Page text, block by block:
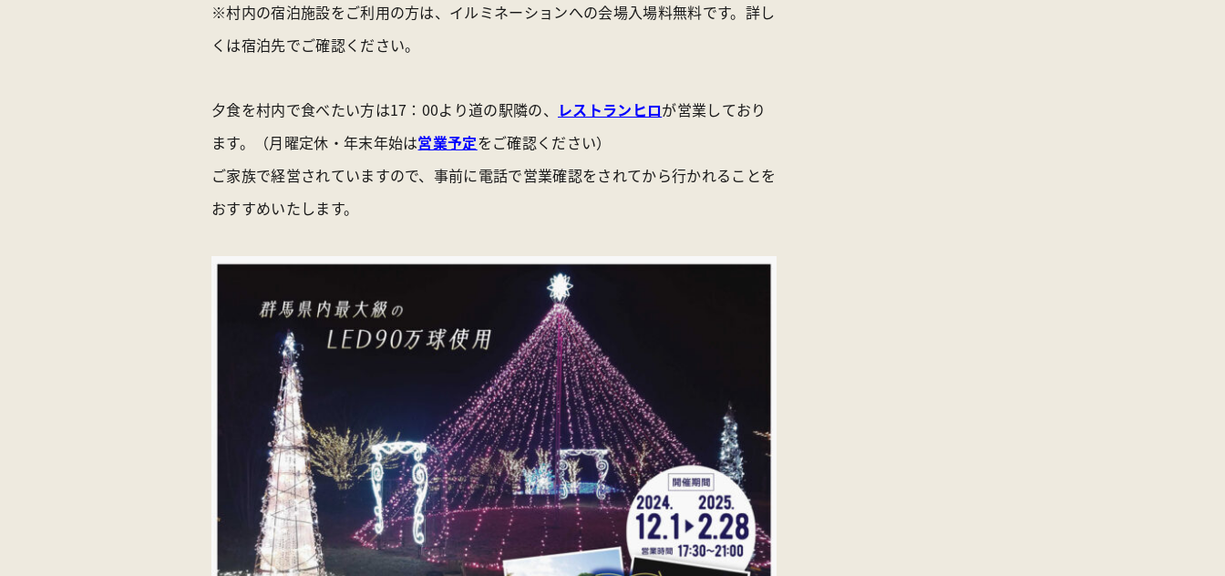
※村内の宿泊施設をご利用の方は、イルミネーションへの会場入場料無料です。詳し
くは宿泊先でご確認ください。
夕食を村内で食べたい方は17：00より道の駅隣の、 レストランヒロが営業しており
ます。（月曜定休・年末年始は営業予定をご確認ください）
ご家族で経営されていますので、事前に電話で営業確認をされてから行かれることを
おすすめいたします。